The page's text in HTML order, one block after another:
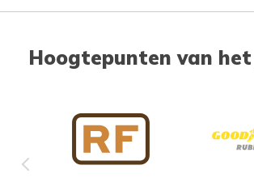
Hoogtepunten van